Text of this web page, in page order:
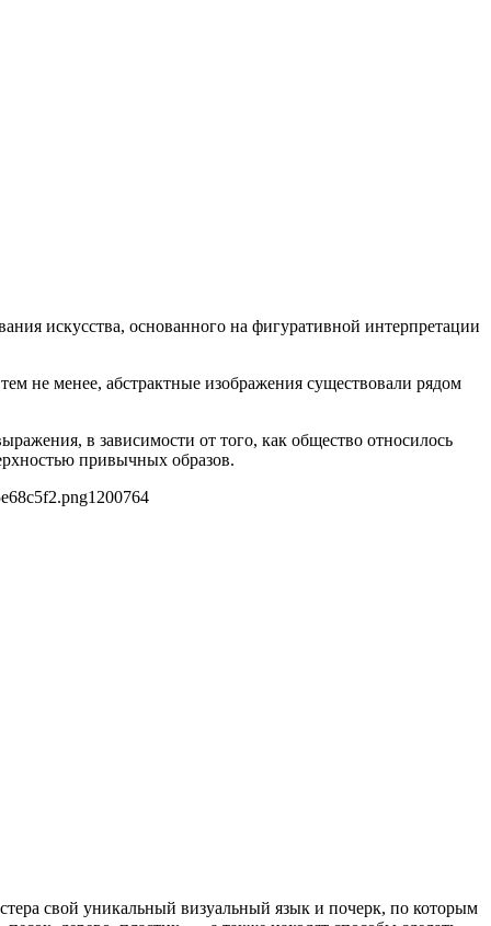
искусства, основанного на фигуративной интерпретации
не менее, абстрактные изображения существовали рядом
в зависимости от того, как общество относилось
привычных образов.
1200764
свой уникальный визуальный язык и почерк, по которым